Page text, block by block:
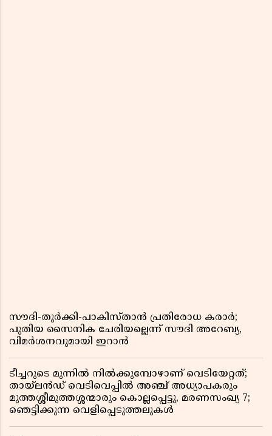
സൗദി-തുർക്കി-പാകിസ്താൻ പ്രതിരോധ കരാർ;
പുതിയ സൈനിക ചേരിയല്ലെന്ന് സൗദി അറേബ്യ,
വിമർശനവുമായി ഇറാൻ
ടീച്ചറുടെ മുന്നിൽ നിൽക്കുമ്പോഴാണ് വെടിയേറ്റത്;
തായ്‌ലൻഡ് വെടിവെപ്പിൽ അഞ്ച് അധ്യാപകരും
മുത്തശ്ശീമുത്തശ്ശന്മാരും കൊല്ലപ്പെട്ടു, മരണസംഖ്യ 7;
ഞെട്ടിക്കുന്ന വെളിപ്പെടുത്തലുകൾ